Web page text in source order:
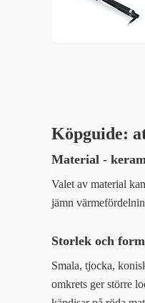
Köpguide:
Material -
Valet av material
jämn
Storlek och form
Smala, tjocka,
omkrets ger större